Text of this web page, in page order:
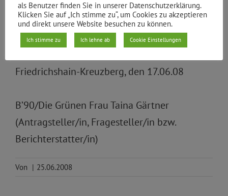
diese oft ungerechtfertigt langen
Wartephasen zu erheblichen Unmut und
selbstgefährdetem Verhalten führen.
Friedrichshain-Kreuzberg, den 17.06.08
B’90/Die Grünen Frau Taina Gärtner
(Antragsteller/in, Fragesteller/in bzw.
Berichterstatter/in)
Von | 25.06.2008
als Benutzer finden Sie in unserer Datenschutzerklärung.
Klicken Sie auf „Ich stimme zu“, um Cookies zu akzeptieren
und direkt unsere Website besuchen zu können.
Ich stimme zu Ich lehne ab Cookie Einstellungen